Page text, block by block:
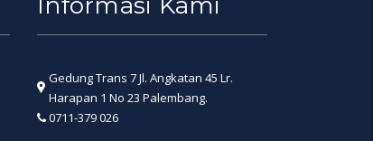
Gedung Trans 7 Jl. Angkatan 45 Lr.
Harapan 1 No 23 Palembang.
0711-379 026